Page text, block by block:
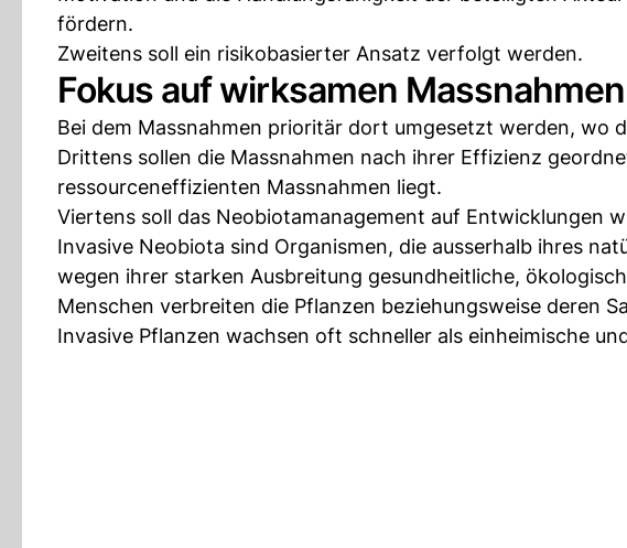
fördern.
Zweitens soll ein risikobasierter Ansatz verfolgt werden.
Fokus auf wirksamen Massnahmen
Bei dem Massnahmen prioritär dort umgesetzt werden, wo
Drittens sollen die Massnahmen nach ihrer Effizienz
ressourceneffizienten Massnahmen liegt.
Viertens soll das Neobiotamanagement auf Entwicklungen
Invasive Neobiota sind Organismen, die ausserhalb ihres
wegen ihrer starken Ausbreitung gesundheitliche,
Menschen verbreiten die Pflanzen beziehungsweise deren
Invasive Pflanzen wachsen oft schneller als einheimische